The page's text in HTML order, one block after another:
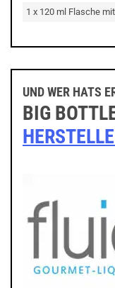
1 x 120 ml Flasche
UND WER HATS
BIG